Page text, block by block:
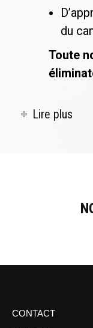
du
Toute
Lire plus
CONTACT